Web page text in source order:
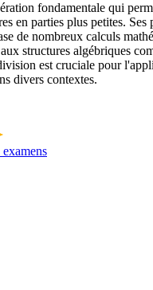
fondamentale qui
en parties plus petites. Ses
de nombreux calculs
structures algébriques
est cruciale pour
divers contextes.